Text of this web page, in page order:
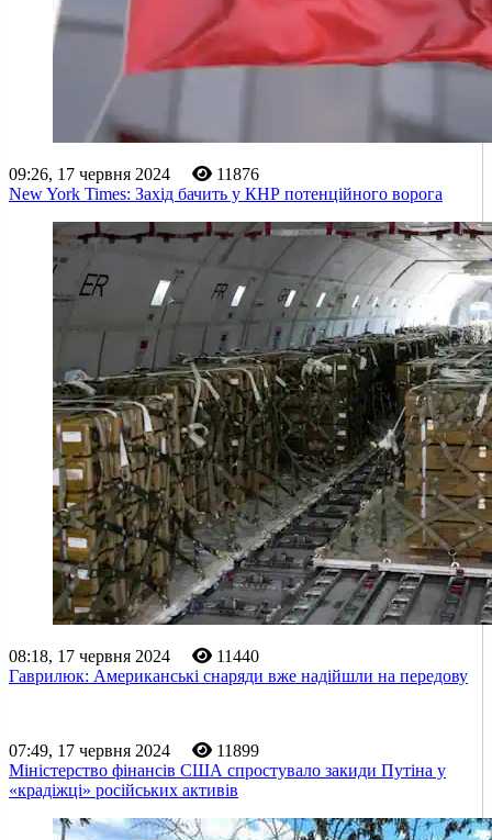
09:26, 17 червня 2024
11876
New York Times: Захід бачить у КНР потенційного ворога
08:18, 17 червня 2024
11440
Гаврилюк: Американські снаряди вже надійшли на передову
07:49, 17 червня 2024
11899
Міністерство фінансів США спростувало закиди Путіна у
«крадіжці» російських активів